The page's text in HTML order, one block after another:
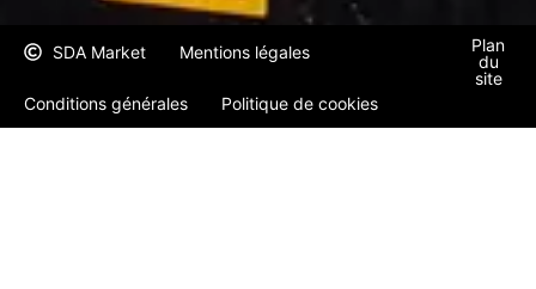
SDA Market Mentions légales
Conditions générales Politique de cookies
Plan
du
site